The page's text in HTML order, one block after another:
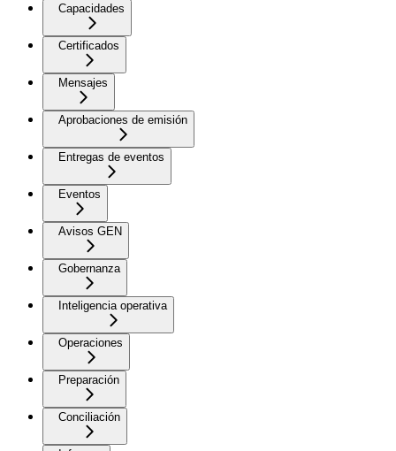
Capacidades
Certificados
Mensajes
Aprobaciones de emisión
Entregas de eventos
Eventos
Avisos GEN
Gobernanza
Inteligencia operativa
Operaciones
Preparación
Conciliación